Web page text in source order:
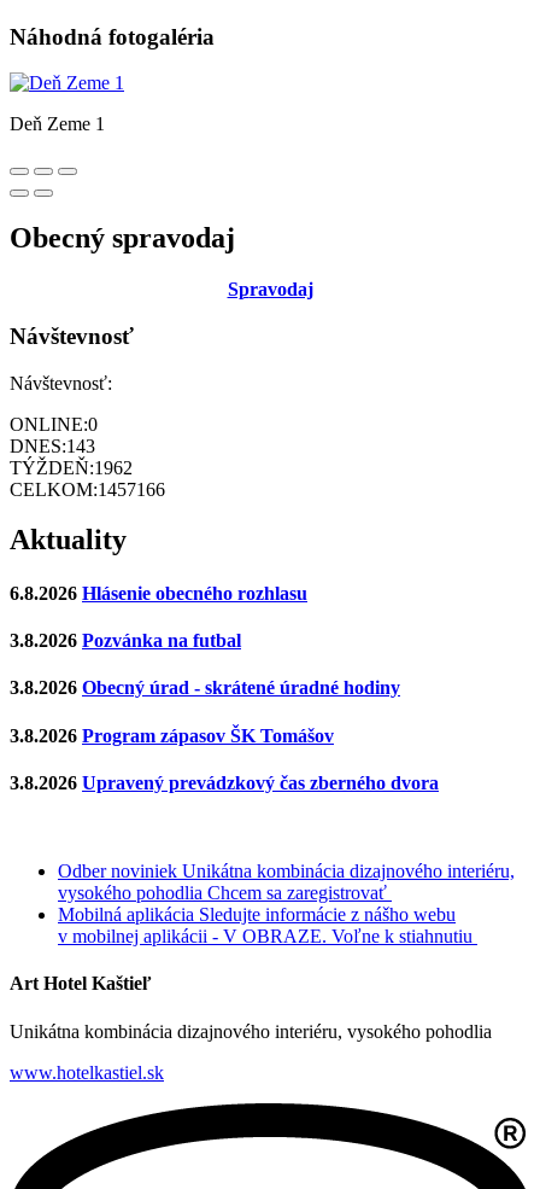
Náhodná fotogaléria
Deň Zeme 1
Obecný spravodaj
Spravodaj
Návštevnosť
Návštevnosť:
ONLINE:0
DNES:143
TÝŽDEŇ:1962
CELKOM:1457166
Aktuality
6.8.2026 Hlásenie obecného rozhlasu
3.8.2026 Pozvánka na futbal
3.8.2026 Obecný úrad - skrátené úradné hodiny
3.8.2026 Program zápasov ŠK Tomášov
3.8.2026 Upravený prevádzkový čas zberného dvora
Odber noviniek Unikátna kombinácia dizajnového interiéru,
vysokého pohodlia Chcem sa zaregistrovať
Mobilná aplikácia Sledujte informácie z nášho webu
v mobilnej aplikácii - V OBRAZE. Voľne k stiahnutiu
Art Hotel Kaštieľ
Unikátna kombinácia dizajnového interiéru, vysokého pohodlia
www.hotelkastiel.sk